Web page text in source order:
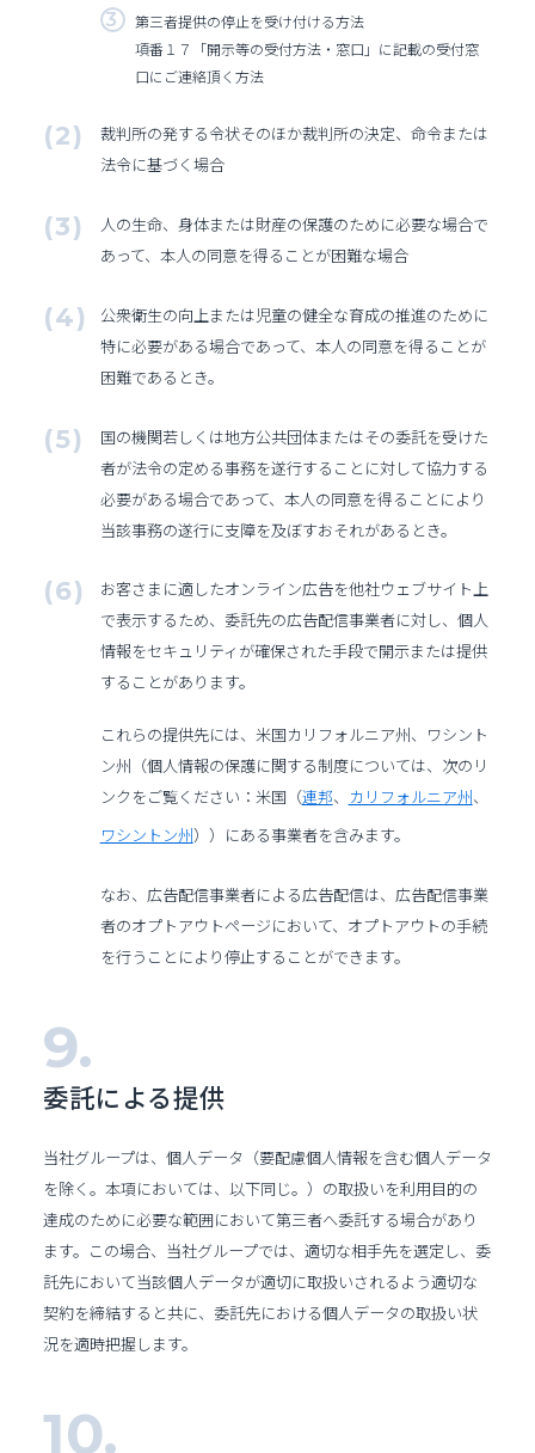
第三者提供の停止を受け付ける方法
項番１７「開示等の受付方法・窓口」に記載の受付窓
口にご連絡頂く方法
裁判所の発する令状そのほか裁判所の決定、命令または
法令に基づく場合
人の生命、身体または財産の保護のために必要な場合で
あって、本人の同意を得ることが困難な場合
公衆衛生の向上または児童の健全な育成の推進のために
特に必要がある場合であって、本人の同意を得ることが
困難であるとき。
国の機関若しくは地方公共団体またはその委託を受けた
者が法令の定める事務を遂行することに対して協力する
必要がある場合であって、本人の同意を得ることにより
当該事務の遂行に支障を及ぼすおそれがあるとき。
お客さまに適したオンライン広告を他社ウェブサイト上
で表示するため、委託先の広告配信事業者に対し、個人
情報をセキュリティが確保された手段で開示または提供
することがあります。
これらの提供先には、米国カリフォルニア州、ワシント
ン州（個人情報の保護に関する制度については、次のリ
ンクをご覧ください：米国（連邦、 カリフォルニア州、
ワシントン州））にある事業者を含みます。
なお、広告配信事業者による広告配信は、広告配信事業
者のオプトアウトページにおいて、オプトアウトの手続
を行うことにより停止することができます。
委託による提供
当社グループは、個人データ（要配慮個人情報を含む個人データ
を除く。本項においては、以下同じ。）の取扱いを利用目的の
達成のために必要な範囲において第三者へ委託する場合があり
ます。この場合、当社グループでは、適切な相手先を選定し、委
託先において当該個人データが適切に取扱いされるよう適切な
契約を締結すると共に、委託先における個人データの取扱い状
況を適時把握します。